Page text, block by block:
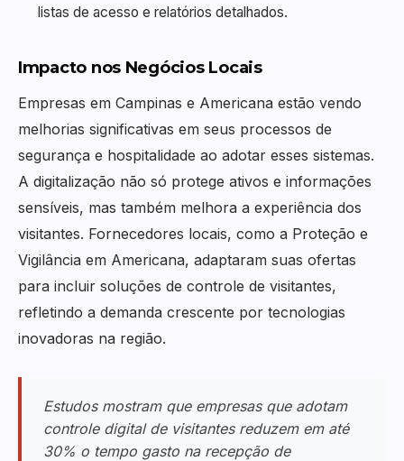
listas de acesso e relatórios detalhados.
Impacto nos Negócios Locais
Empresas em Campinas e Americana estão vendo
melhorias significativas em seus processos de
segurança e hospitalidade ao adotar esses sistemas.
A digitalização não só protege ativos e informações
sensíveis, mas também melhora a experiência dos
visitantes. Fornecedores locais, como a Proteção e
Vigilância em Americana, adaptaram suas ofertas
para incluir soluções de controle de visitantes,
refletindo a demanda crescente por tecnologias
inovadoras na região.
Estudos mostram que empresas que adotam
controle digital de visitantes reduzem em até
30% o tempo gasto na recepção de